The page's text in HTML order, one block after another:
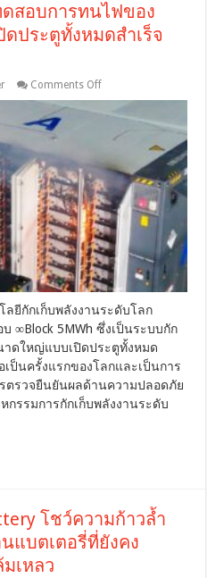
สอบการทนไฟของ
ประตูทั้งหมดสำเร็จ
Comments Offon
ผลอ
อก
มาดี
ทดสอบ
การ
ทน
ไฟ
ของ
BESS
ขนาด
ใหญ่
แบบ
เปิด
ประตู
ทั้งหมด
สำเร็จ
ครั้ง
ยีกักเก็บพลังงานระดับโลก
∞Block 5MWh ซึ่งเป็นระบบกัก
าดใหญ่แบบเปิดประตูทั้งหมด
เป็นครั้งแรกของโลกและเป็นการ
ตรวจยืนยันผลด้านความปลอดภัย
รรมการกักเก็บพลังงานระดับ
โชว์ความก้าวล้ำ
แบตเตอรี่ที่ยังคง
เหลว